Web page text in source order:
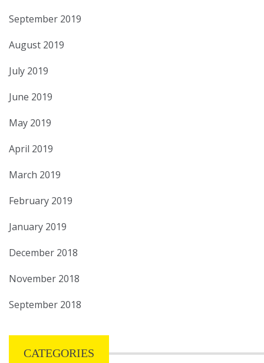
September 2019
August 2019
July 2019
June 2019
May 2019
April 2019
March 2019
February 2019
January 2019
December 2018
November 2018
September 2018
CATEGORIES